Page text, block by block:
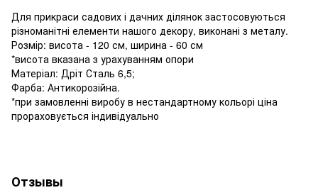
Для прикраси садових і дачних ділянок застосовуються
різноманітні елементи нашого декору, виконані з металу.
Розмір: висота - 120 см, ширина - 60 см
*висота вказана з урахуванням опори
Матеріал: Дріт Сталь 6,5;
Фарба: Антикорозійна.
*при замовленні виробу в нестандартному кольорі ціна
прораховується індивідуально
Отзывы